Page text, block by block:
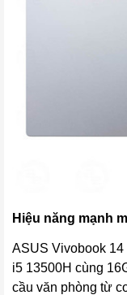
Hiệu năng mạnh
ASUS Vivobook
i5 13500H cùng
cầu văn phòng từ